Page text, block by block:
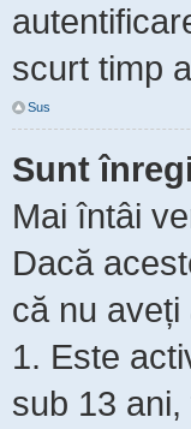
scurt timp
Sus
Sunt
Mai întâi
Dacă
că nu
1. Este
sub 13